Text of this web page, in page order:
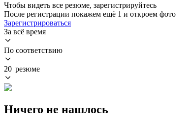
Чтобы видеть все резюме, зарегистрируйтесь
После регистрации покажем ещё 1 и откроем фото
Зарегистрироваться
За всё время
По соответствию
20 резюме
Ничего не нашлось